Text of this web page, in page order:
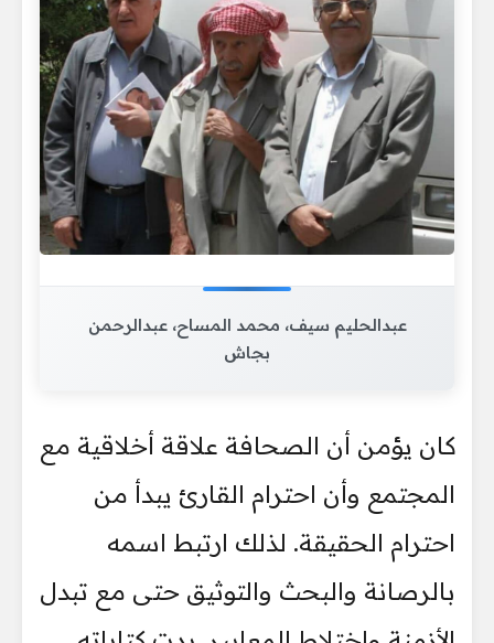
عبدالحليم سيف، محمد المساح، عبدالرحمن
بجاش
كان يؤمن أن الصحافة علاقة أخلاقية مع
المجتمع وأن احترام القارئ يبدأ من
احترام الحقيقة. لذلك ارتبط اسمه
بالرصانة والبحث والتوثيق حتى مع تبدل